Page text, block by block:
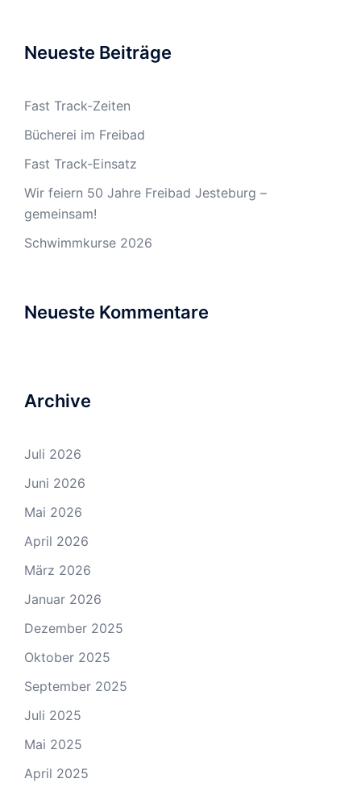
Neueste Beiträge
Fast Track-Zeiten
Bücherei im Freibad
Fast Track-Einsatz
Wir feiern 50 Jahre Freibad Jesteburg –
gemeinsam!
Schwimmkurse 2026
Neueste Kommentare
Archive
Juli 2026
Juni 2026
Mai 2026
April 2026
März 2026
Januar 2026
Dezember 2025
Oktober 2025
September 2025
Juli 2025
Mai 2025
April 2025